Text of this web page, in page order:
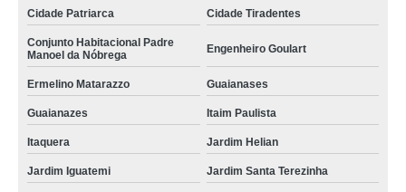
mini brownie casamento Santa Isabel
brownie personalizado para brindes Parque São Rafael
brownie personalizado para brindes valor Alto da Lapa
quanto custa brownie lembrancinha Parque Mandaqui
brownie personalizado para brindes valor Parque Mandaqui
comprar brownie lembrancinha Vila Marisa Mazzei
Cidade Patriarca Cidade Tiradentes
Conjunto Habitacional Padre
Manoel da Nóbrega
Engenheiro Goulart
Ermelino Matarazzo Guaianases
Guaianazes Itaim Paulista
Itaquera Jardim Helian
Jardim Iguatemi Jardim Santa Terezinha